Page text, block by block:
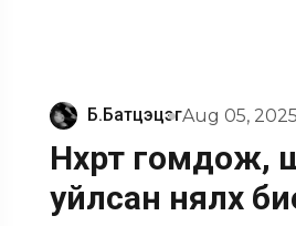
Б.БатцэцэгAug 05, 2025
Нөхөртөө гомдож,
уйлсан нялх